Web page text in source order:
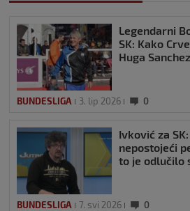
Legendarni
SK: Kako
Huga
BUNDESLIGA 3. lip 2026 0
Ivković za
nepostojeći
to je odlučilo
BUNDESLIGA 7. svi 2026 0